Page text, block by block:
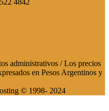
4842
administrativos / Los precios
en Pesos Argentinos y
© 1998- 2024